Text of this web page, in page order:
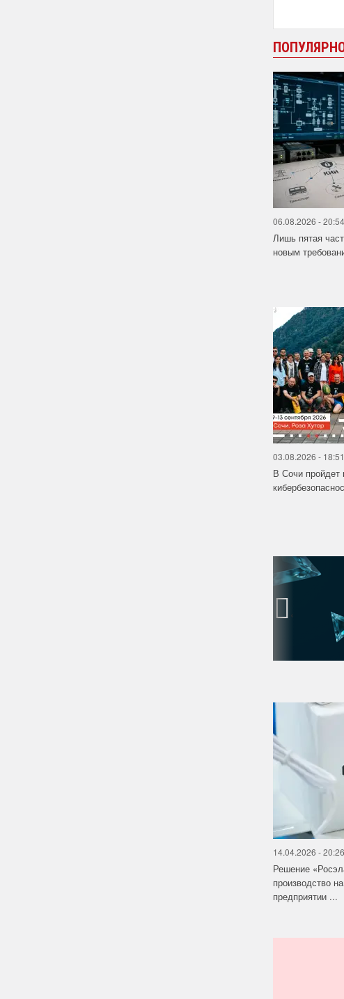
06.08.2026 - 20:54
Лишь пятая
новым
03.08.2026 - 18:51
В Сочи пройдет
‹
14.04.2026 - 20:26
Решение
производство
предприятии ...